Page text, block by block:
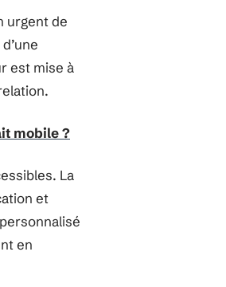
urgent de
est mise à
mobile ?
La
et
en